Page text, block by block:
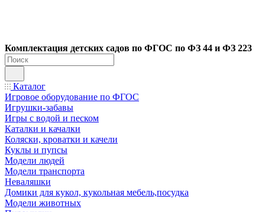
Комплектация детских садов по ФГОC по ФЗ 44 и ФЗ 223
Каталог
Игровое оборудование по ФГОС
Игрушки-забавы
Игры с водой и песком
Каталки и качалки
Коляски, кроватки и качели
Куклы и пупсы
Модели людей
Модели транспорта
Неваляшки
Домики для кукол, кукольная мебель,посудка
Модели животных